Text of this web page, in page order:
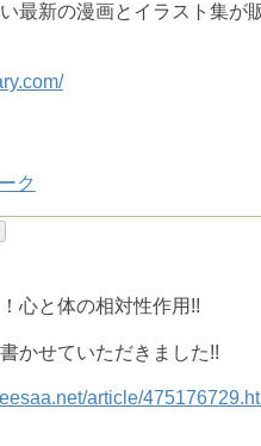
最新の漫画とイラスト集
ク
心と体の相対性作用!!
かせていただきました!!
article/